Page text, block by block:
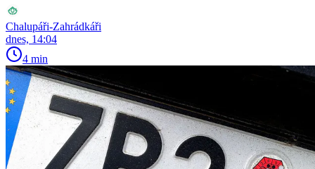
Chalupáři-Zahrádkáři
dnes, 14:04
4 min